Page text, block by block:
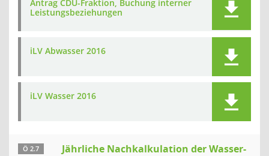
Antrag CDU-Fraktion, Buchung interner
Leistungsbeziehungen
iLV Abwasser 2016
iLV Wasser 2016
Ö 2.7
Jährliche Nachkalkulation der Wasser-